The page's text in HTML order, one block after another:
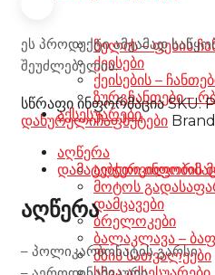
წელის – ფეხის
ქეისები
ქეისების –
ზურგჩანთები –
აქსესუარები
აღჭურვილობის
მოტოს
დამცავები
ბრელოკები
ბალაკლავა –
მზის სათვალეები
ეს პროდუქტი ამჟამად
შეუძლებელია.
სწრაფი ინფორმაცია SKU:
დახურულიჩაფხუტები
აღწერა
დამატებითი
აღწერა
– პოლიკარბონატის გარსი.